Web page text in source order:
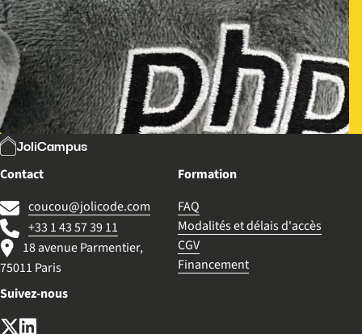
JoliCampus
Contact
coucou@jolicode.com
+33 1 43 57 39 11
18 avenue Parmentier,
75011 Paris
Formation
FAQ
Modalités et délais d'accès
CGV
Financement
Suivez-nous
X (anciennement Twitter)
LinkedIn